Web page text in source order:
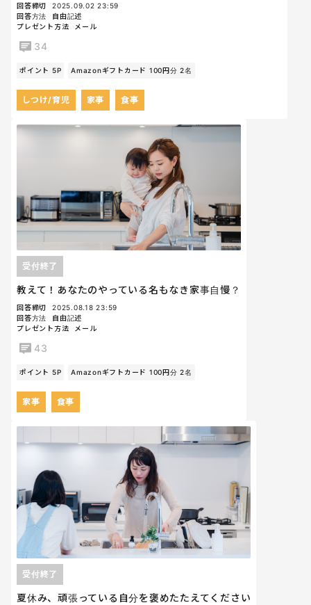
回答締切
2025.09.02 23:59
回答方法
自由記述
プレゼント方法
メール
34
ポイント 5P Amazonギフトカード 100円分 2名
しつけ/育児 家事 食事
教えて！あなたのやっている名もなき家事自慢？
受付終了
回答締切
2025.08.18 23:59
回答方法
自由記述
プレゼント方法
メール
43
ポイント 5P Amazonギフトカード 100円分 2名
家事 食事
夏休み、頑張っている自分を褒めたたえてください
受付終了